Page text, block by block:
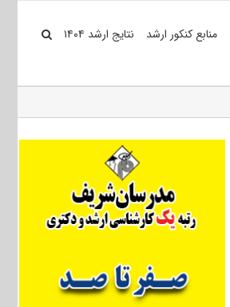
منابع کنکور ارشد نتایج ارشد ۱۴۰۴